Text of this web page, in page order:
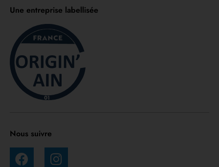
Une entreprise labellisée
Nous suivre